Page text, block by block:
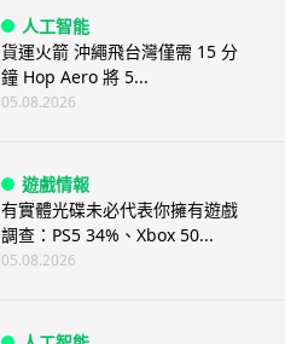
人工智能
貨運火箭 沖繩飛台灣僅需 15 分
鐘 Hop Aero 將 5...
05.08.2026
遊戲情報
有實體光碟未必代表你擁有遊戲
調查：PS5 34%、Xbox 50...
05.08.2026